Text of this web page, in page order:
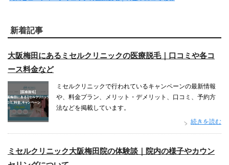
新着記事
大阪梅田にあるミセルクリニックの医療脱毛｜口コミや各コ
ース料金など
ミセルクリニックで行われているキャンペーンの最新情報
や、料金プラン、メリット・デメリット、口コミ、予約方
法などを掲載しています。
続きを読む
ミセルクリニック大阪梅田院の体験談｜院内の様子やカウン